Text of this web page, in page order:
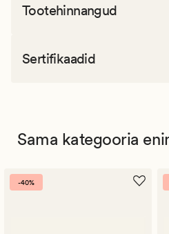
Tootehinnangud
Sertifikaadid
Sama kategooria
-40%